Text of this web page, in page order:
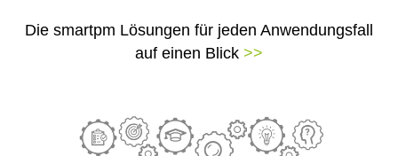
Die smartpm Lösungen für jeden Anwendungsfall
auf einen Blick >>